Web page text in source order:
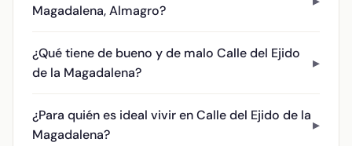
Magadalena, Almagro?
¿Qué tiene de bueno y de malo Calle del Ejido
de la Magadalena?
¿Para quién es ideal vivir en Calle del Ejido de la
Magadalena?